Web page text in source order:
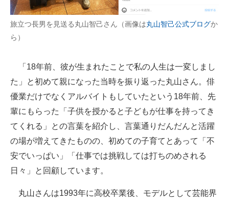
企業向けIT製品の総合サイト
IT製品の技術・比較・事例
製造業のIT導入・活用を支援
モノづくり技術者専門サイト
エレクトロニクス専門サイト
電子設計の基本と応用
エネルギーの専門メディア
旅立つ長男を見送る丸山智己さん（画像は丸山智己公式ブログか
ら）
「18年前、彼が生まれたことで私の人生は一変しまし
た」と初めて親になった当時を振り返った丸山さん。俳
優業だけでなくアルバイトもしていたという18年前、先
輩にもらった「子供を授かると子どもが仕事を持ってき
てくれる」との言葉を紹介し、言葉通りだんだんと活躍
の場が増えてきたものの、初めての子育てとあって「不
安でいっぱい」「仕事では挑戦しては打ちのめされる
日々」と回顧しています。
丸山さんは1993年に高校卒業後、モデルとして芸能界